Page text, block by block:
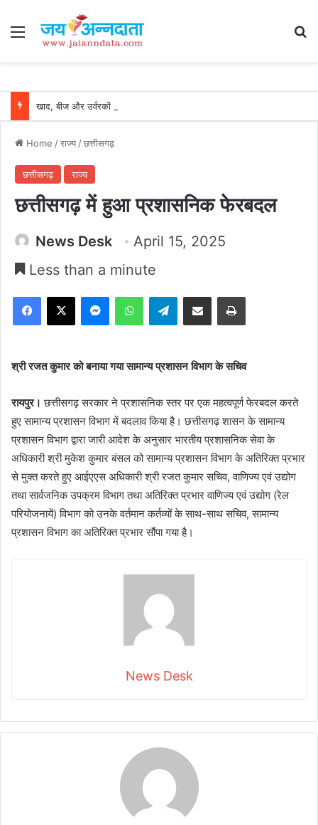
Menu
Home /राज्य/छत्तीसगढ़
छत्तीसगढ़ राज्य
छत्तीसगढ़ में हुआ प्रशासनिक फेरबदल
News Desk
April 15, 2025
Less than a minute
Facebook
X MessengerWhatsAppTelegramShare via Email Print
श्री रजत कुमार को बनाया गया सामान्य प्रशासन विभाग के सचिव
रायपुर। छत्तीसगढ़ सरकार ने प्रशासनिक स्तर पर एक महत्वपूर्ण फेरबदल करते
हुए सामान्य प्रशासन विभाग में बदलाव किया है। छत्तीसगढ़ शासन के सामान्य
प्रशासन विभाग द्वारा जारी आदेश के अनुसार भारतीय प्रशासनिक सेवा के
अधिकारी श्री मुकेश कुमार बंसल को सामान्य प्रशासन विभाग के अतिरिक्त प्रभार
से मुक्त करते हुए आईएएस अधिकारी श्री रजत कुमार सचिव, वाणिज्य एवं उद्योग
तथा सार्वजनिक उपक्रम विभाग तथा अतिरिक्त प्रभार वाणिज्य एवं उद्योग (रेल
परियोजनायें) विभाग को उनके वर्तमान कर्तव्यों के साथ-साथ सचिव, सामान्य
प्रशासन विभाग का अतिरिक्त प्रभार सौंपा गया है।
News Desk